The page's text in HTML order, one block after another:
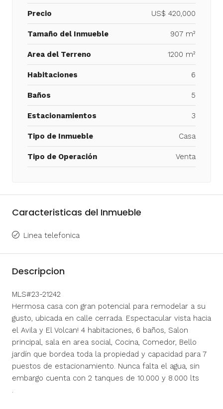
Precio US$ 420,000
Tamaño del Inmueble 907 m²
Area del Terreno 1200 m²
Habitaciones 6
Baños 5
Estacionamientos 3
Tipo de Inmueble Casa
Tipo de Operación Venta
Caracteristicas del Inmueble
Linea telefonica
Descripcion
MLS#23-21242
Hermosa casa con gran potencial para remodelar a su
gusto, ubicada en calle cerrada. Espectacular vista hacia
el Avila y El Volcan! 4 habitaciones, 6 baños, Salon
principal, sala en area social, Cocina, Comedor, Bello
jardín que bordea toda la propiedad y capacidad para 7
puestos de estacionamiento. Nunca falta el agua, sin
embargo cuenta con 2 tanques de 10.000 y 8.000 lts
.